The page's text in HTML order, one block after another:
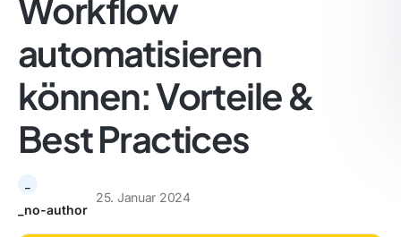
Workflow
automatisieren
können: Vorteile &
Best Practices
_no-author
25. Januar 2024